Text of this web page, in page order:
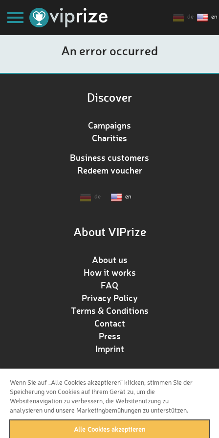
de en
An error occurred
Discover
Campaigns
Charities
Business customers
Redeem voucher
de en
About VIPrize
About us
How it works
FAQ
Privacy Policy
Terms & Conditions
Contact
Press
Imprint
Follow us!
Wenn Sie auf „Alle Cookies akzeptieren“ klicken, stimmen Sie der
Speicherung von Cookies auf Ihrem Gerät zu, um die
Websitenavigation zu verbessern, die Websitenutzung zu
analysieren und unsere Marketingbemühungen zu unterstützen.
Alle Cookies akzeptieren